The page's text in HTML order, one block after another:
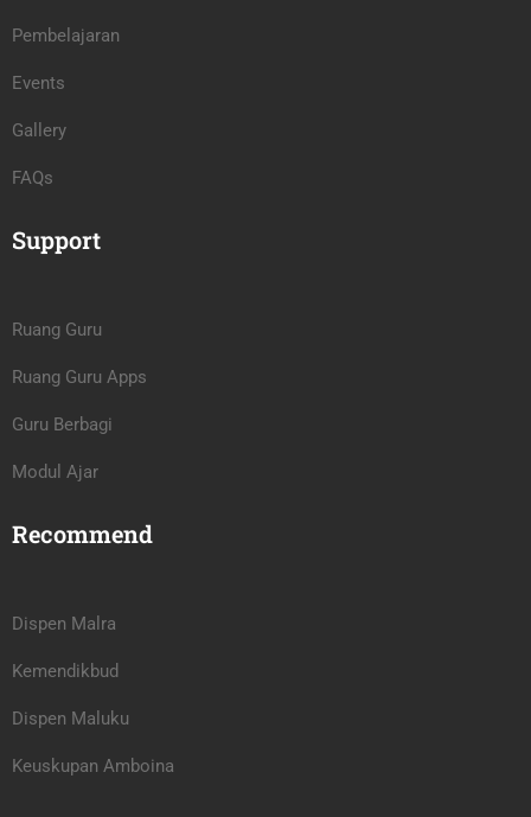
Pembelajaran
Events
Gallery
FAQs
Support
Ruang Guru
Ruang Guru Apps
Guru Berbagi
Modul Ajar
Recommend
Dispen Malra
Kemendikbud
Dispen Maluku
Keuskupan Amboina